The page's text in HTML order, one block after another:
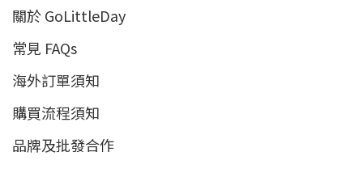
關於 GoLittleDay
常見 FAQs
海外訂單須知
購買流程須知
品牌及批發合作